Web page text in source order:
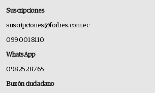
Suscripciones
suscripciones@forbes.com.ec
099 001 8110
WhatsApp
0982528765
Buzón ciudadano